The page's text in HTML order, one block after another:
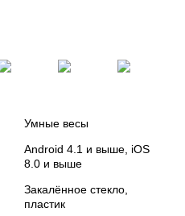
Умные весы
Android 4.1 и выше, iOS
8.0 и выше
Закалённое стекло,
пластик